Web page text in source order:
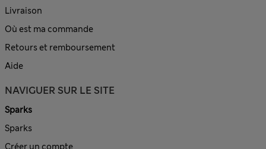
Livraison
Où est ma commande
Retours et remboursement
Aide
NAVIGUER SUR LE SITE
Sparks
Sparks
Créer un compte